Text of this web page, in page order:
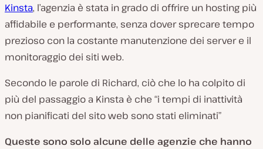
Kinsta, l’agenzia è stata in grado di offrire un hosting più
affidabile e performante, senza dover sprecare tempo
prezioso con la costante manutenzione dei server e il
monitoraggio dei siti web.
Secondo le parole di Richard, ciò che lo ha colpito di
più del passaggio a Kinsta è che “i tempi di inattività
non pianificati del sito web sono stati eliminati”
Queste sono solo alcune delle agenzie che hanno